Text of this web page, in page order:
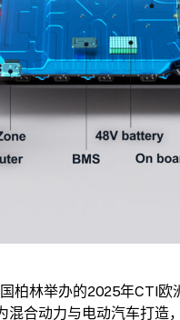
柏林举办的2025年CTI
混合动力与电动汽车打